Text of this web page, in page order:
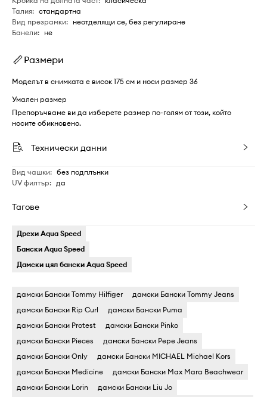
Талия: стандартна
Вид презрамки: неотделящи се, без регулиране
Банели: не
Размери
Моделът в снимката е висок 175 см и носи размер 36
Умален размер
Препоръчваме ви да изберете размер по-голям от този, който
носите обикновено.
Технически данни
Вид чашки: без подплънки
UV филтър: да
Тагове
Дрехи Aqua Speed
Бански Aqua Speed
Дамски цял бански Aqua Speed
дамски Бански Tommy Hilfiger
дамски Бански Tommy Jeans
дамски Бански Rip Curl
дамски Бански Puma
дамски Бански Protest
дамски Бански Pinko
дамски Бански Pieces
дамски Бански Pepe Jeans
дамски Бански Only
дамски Бански MICHAEL Michael Kors
дамски Бански Medicine
дамски Бански Max Mara Beachwear
дамски Бански Lorin
дамски Бански Liu Jo